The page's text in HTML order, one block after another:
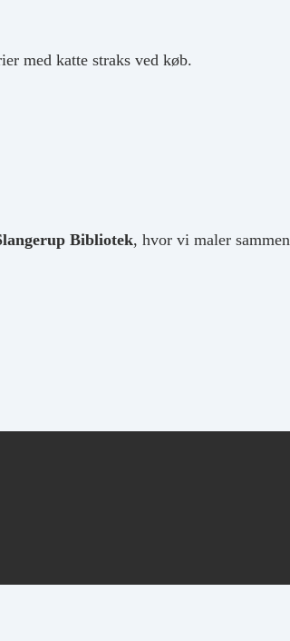
med katte straks ved køb.
Bibliotek, hvor vi maler